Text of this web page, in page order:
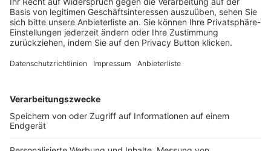
Login SpielPlus
FOLGE DEM BFV
TOP-VEREINE